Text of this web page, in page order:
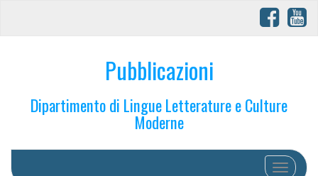
Pubblicazioni
Dipartimento di Lingue Letterature e Culture
Moderne
Toggle